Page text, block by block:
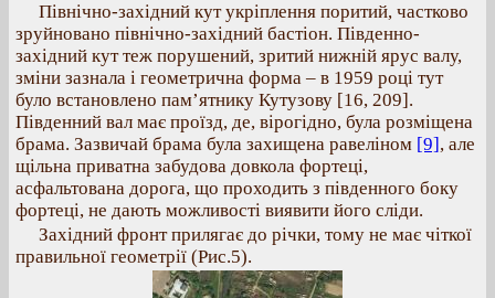
Північно-західний кут укріплення поритий, частково
зруйновано північно-західний бастіон. Південно-
західний кут теж порушений, зритий нижній ярус валу,
зміни зазнала і геометрична форма – в 1959 році тут
було встановлено пам’ятнику Кутузову [16, 209].
Південний вал має проїзд, де, вірогідно, була розміщена
брама. Зазвичай брама була захищена равеліном [9], але
щільна приватна забудова довкола фортеці,
асфальтована дорога, що проходить з південного боку
фортеці, не дають можливості виявити його сліди.
Західний фронт прилягає до річки, тому не має чіткої
правильної геометрії (Рис.5).